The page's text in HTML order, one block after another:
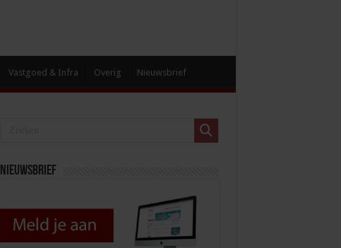
Vastgoed & Infra Overig Nieuwsbrief
Nieuwsbrief